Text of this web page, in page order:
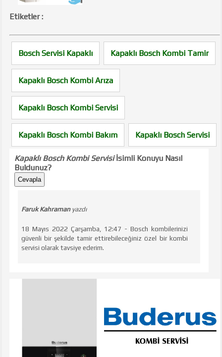
Etiketler :
Bosch Servisi Kapaklı Kapaklı Bosch Kombi Tamir
Kapaklı Bosch Kombi Arıza
Kapaklı Bosch Kombi Servisi
Kapaklı Bosch Kombi Bakım Kapaklı Bosch Servisi
Kapaklı Bosch Kombi Servisiİsimli Konuyu Nasıl
Buldunuz?
Cevapla
Faruk Kahraman yazdı
18 Mayıs 2022 Çarşamba, 12:47 - Bosch kombilerinizi
güvenli bir şekilde tamir ettirebileceğiniz özel bir kombi
servisi olarak tavsiye ederim.